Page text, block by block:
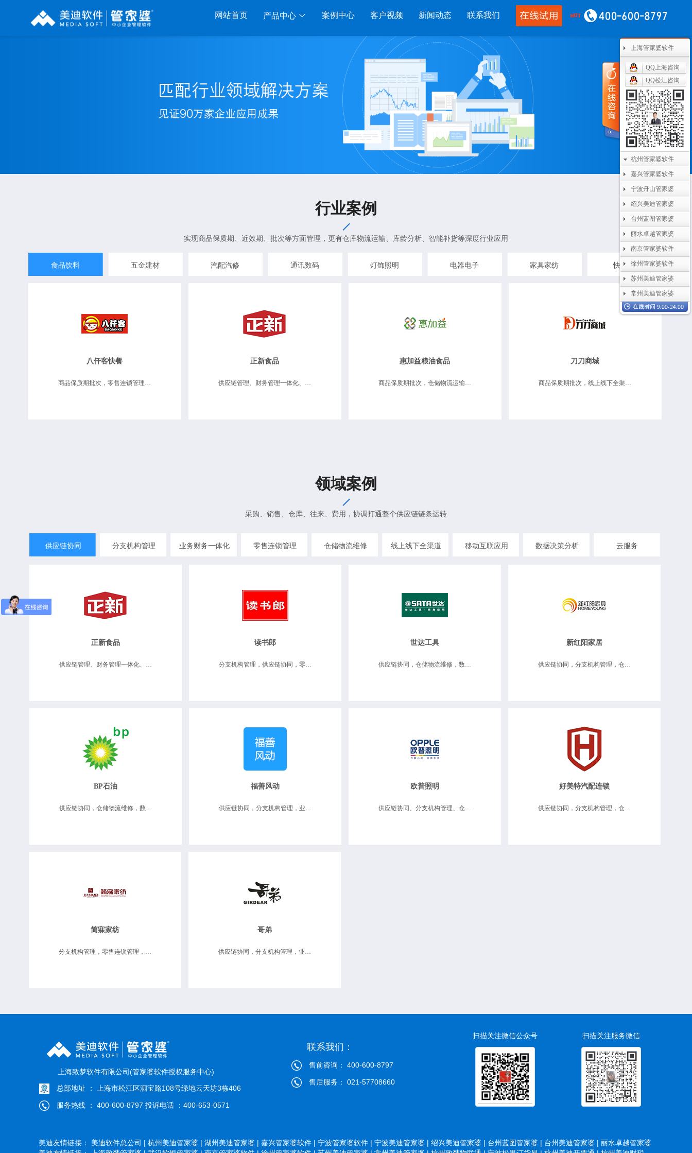
网站首页 产品中心
管家婆分销ERP S3
管家婆分销ERP V3
管家婆服装net
管家婆服装SII
千方百剂医药药械
管家婆汽配汽修
管家婆母婴用品
电子商务
管家婆全渠道
SAAS
管家婆云ERP
SAAS管家婆订货易
管家婆易会员
有赞商城O2O
移动应用
管家婆物联通手机
物联通WMS
手持开单PDA
物联通果易
美迪数据通
管家婆协同CRM
腾讯企业微信
阿里钉钉
管家婆天通眼
任我行指掌天下
其他产品
管家婆开票通
美迪设备数采
管家婆二次开发
管家婆支付通
管家婆云平台
美迪MES系统
管家婆服务通
案例中心 客户视频 新闻动态 联系我们
行业案例
实现商品保质期、近效期、批次等方面管理，更有仓库物流运输、库龄分析、智能补货等深度行业应用
食品饮料 五金建材 汽配汽修 通讯数码 灯饰照明 电器电子 家具家纺 快消品
八仟客快餐 正新食品 惠加益粮油食品 刀刀商城
领域案例
采购、销售、仓库、往来、费用，协调打通整个供应链链条运转
供应链协同 分支机构管理 业务财务一体化 零售连锁管理 仓储物流维修 线上线下全渠道 移动互联应用 数据决策分析 云服务
正新食品 读书郎 世达工具
供应链协同，仓储物流维修，数据决策分析
新红阳家居
供应链协同，分支机构管理，仓储物流维修，数据决策分析
BP石油
供应链协同，仓储物流维修，数据决策分析
福善风动 欧普照明
供应链协同、分支机构管理、仓储物流维修、移动互联应用、数据决策分析
好美特汽配连锁
供应链协同，分支机构管理，仓储物流维修，零售连锁管理
简寐家纺 哥弟
上海致梦软件有限公司(管家婆软件授权服务中心)
总部地址 ： 上海市松江区泗宝路108号绿地云天坊3栋406
服务热线 ： 400-600-8797 投诉电话 ：400-653-0571
联系我们：
售前咨询： 400-600-8797
售后服务： 021-57708660
扫描关注微信公众号 扫描关注服务微信
美迪友情链接： 美迪软件总公司 | 杭州美迪管家婆 | 湖州美迪管家婆 | 嘉兴管家婆软件 | 宁波管家婆软件 | 宁波美迪管家婆 | 绍兴美迪管家婆 | 台州蓝图管家婆 | 台州美迪管家婆 | 丽水卓越管家婆
上海管家婆软件
QQ上海咨询
QQ松江咨询
杭州管家婆软件
嘉兴管家婆软件
宁波舟山管家婆
绍兴美迪管家婆
台州蓝图管家婆
丽水卓越管家婆
南京管家婆软件
徐州管家婆软件
苏州美迪管家婆
常州美迪管家婆